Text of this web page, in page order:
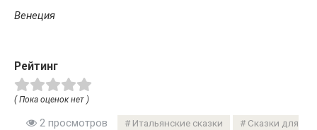
Венеция
Рейтинг
( Пока оценок нет )
2 просмотров Итальянские сказки
Сказки для